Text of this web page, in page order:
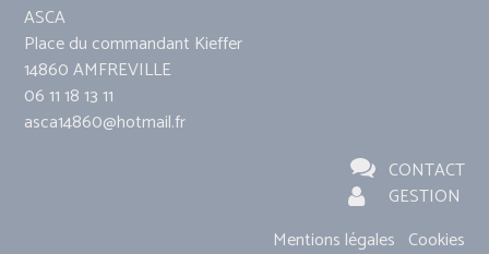
ASCA
Place du commandant Kieffer
14860 AMFREVILLE
06 11 18 13 11
asca14860@hotmail.fr
CONTACT
GESTION
Mentions légales Cookies